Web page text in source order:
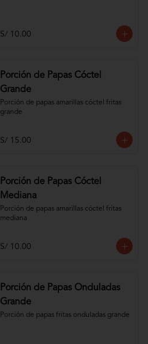
S/ 10.00
Porción de Papas Cóctel
Grande
Porción de papas amarillas cóctel fritas
grande
S/ 15.00
Porción de Papas Cóctel
Mediana
Porción de papas amarillas cóctel fritas
mediana
S/ 10.00
Porción de Papas Onduladas
Grande
Porción de papas fritas onduladas grande